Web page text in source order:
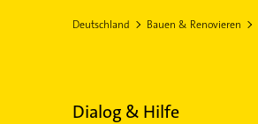
Deutschland Bauen & Renovieren
Dialog & Hilfe